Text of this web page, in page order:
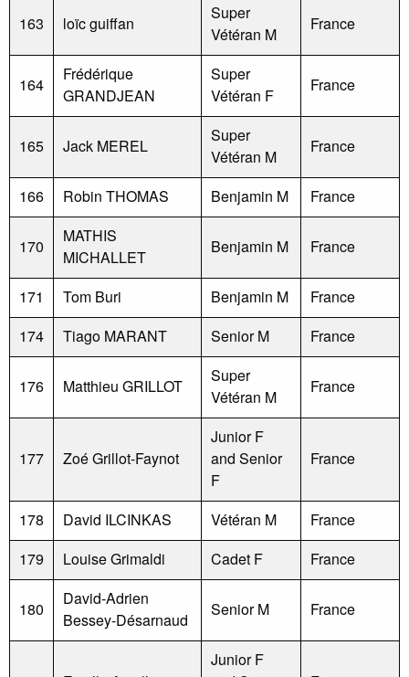
163 loïc guiffan
Super
Vétéran M
France
164
Frédérique
GRANDJEAN
Super
Vétéran F
France
165 Jack MEREL
Super
Vétéran M
France
166 Robin THOMAS Benjamin M France
170
MATHIS
MICHALLET
Benjamin M France
171 Tom Buri Benjamin M
France
174
Tiago MARANT Senior M France
176 Matthieu GRILLOT
Super
Vétéran M
France
177 Zoé Grillot-Faynot
Junior F
and Senior
F
France
178 David ILCINKAS Vétéran M
France
179
Louise Grimaldi Cadet F France
180
David-Adrien
Bessey-Désarnaud
Senior M France
Junior F